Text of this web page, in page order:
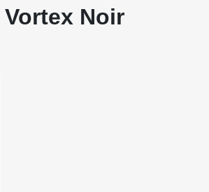
Vortex Noir